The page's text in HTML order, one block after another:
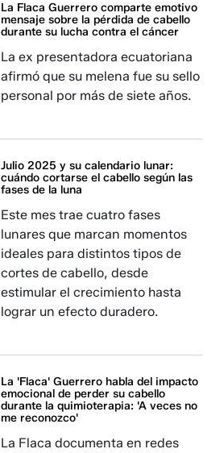
La Flaca Guerrero comparte emotivo
mensaje sobre la pérdida de cabello
durante su lucha contra el cáncer
La ex presentadora ecuatoriana
afirmó que su melena fue su sello
personal por más de siete años.
Julio 2025 y su calendario lunar:
cuándo cortarse el cabello según las
fases de la luna
Este mes trae cuatro fases
lunares que marcan momentos
ideales para distintos tipos de
cortes de cabello, desde
estimular el crecimiento hasta
lograr un efecto duradero.
La 'Flaca' Guerrero habla del impacto
emocional de perder su cabello
durante la quimioterapia: 'A veces no
me reconozco'
La Flaca documenta en redes